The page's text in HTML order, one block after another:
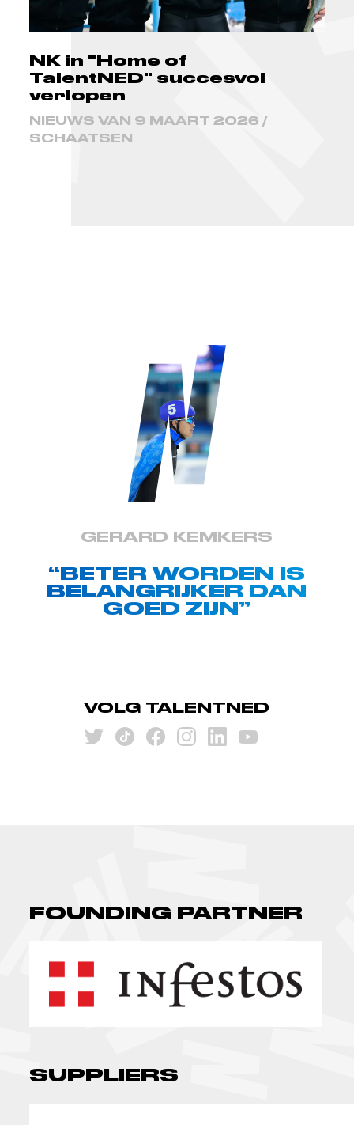
NK in "Home of
TalentNED" succesvol
verlopen
NIEUWS VAN 9 MAART 2026 /
SCHAATSEN
GERARD KEMKERS
“BETER WORDEN IS
BELANGRIJKER DAN
GOED ZIJN”
VOLG TALENTNED
FOUNDING PARTNER
SUPPLIERS